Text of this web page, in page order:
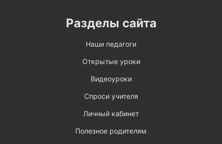
Разделы сайта
Наши педагоги
Открытые уроки
Видеоуроки
Спроси учителя
Личный кабинет
Полезное родителям